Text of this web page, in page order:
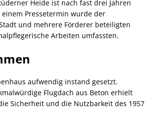
Heide ist nach fast drei Jahren
Pressetermin wurde der
und mehrere Förderer beteiligten
Arbeiten umfassten.
aufwendig instand gesetzt.
Flugdach aus Beton erhielt
Sicherheit und die Nutzbarkeit des 1957